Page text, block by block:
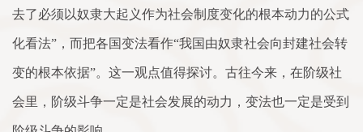
去了必须以奴隶大起义作为社会制度变化的根本动力的公式
化看法”，而把各国变法看作“我国由奴隶社会向封建社会转
变的根本依据”。这一观点值得探讨。古往今来，在阶级社
会里，阶级斗争一定是社会发展的动力，变法也一定是受到